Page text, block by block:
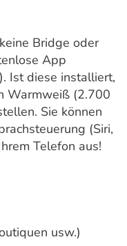
Bridge oder
App
Ist diese installiert,
Warmweiß (2.700
Sie können
(Siri,
Telefon aus!
usw.)